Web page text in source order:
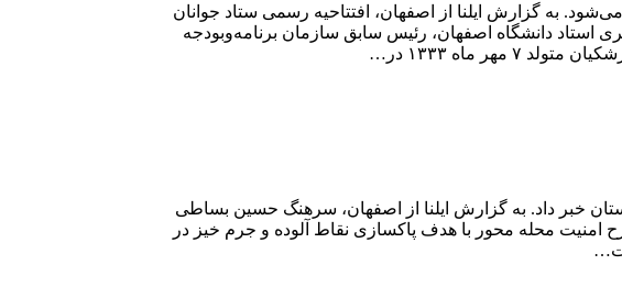
به گزارش ایلنا از اصفهان، افتتاحیه رسمی ستاد جوانان
۲۷ خردادماه با حضور دکتر نعمت‌الله اکبری استاد دانشگاه اصفهان، رئیس سابق سازمان برنامه‌وبودجه
ماه ۱۳۳۳ در…
محور در این شهرستان خبر داد. به گزارش ایلنا از اصفهان، سرهنگ حسین بساطی
امنیت محله محور با هدف پاکسازی نقاط آلوده و جرم خیز در